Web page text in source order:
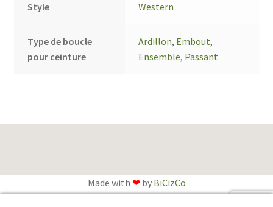
Style Western
Type de boucle
pour ceinture
Ardillon, Embout,
Ensemble, Passant
Made with ❤by BiCizCo